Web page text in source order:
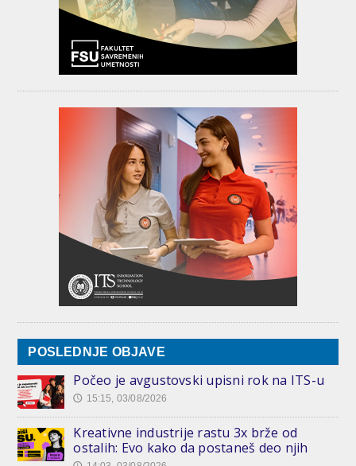
POSLEDNJE OBJAVE
Počeo je avgustovski upisni rok na ITS-u
🕔 15:15, 03/08/2026
Kreativne industrije rastu 3x brže od
ostalih: Evo kako da postaneš deo njih